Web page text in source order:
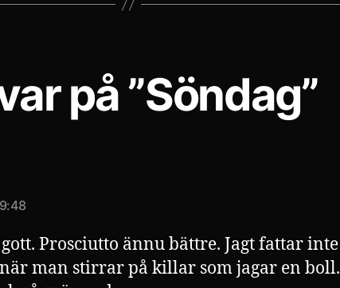
på ”Söndag”
Prosciutto ännu bättre. Jagt fattar inte
man stirrar på killar som jagar en boll.